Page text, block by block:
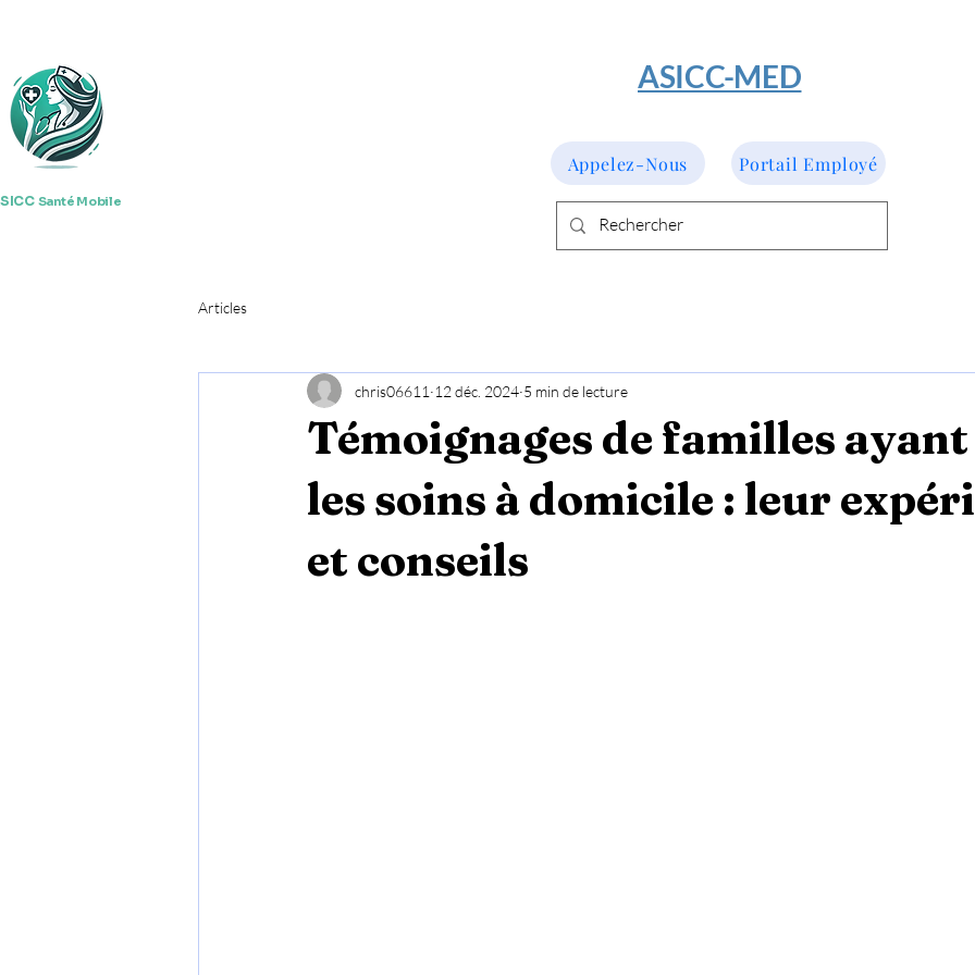
Santé Mobile
​ASICC-MED
Appelez-Nous Portail Employé
Articles
Témoignages de familles
les soins à domicile : leur
et conseils
chris06611 12 déc. 2024 5 min de lecture